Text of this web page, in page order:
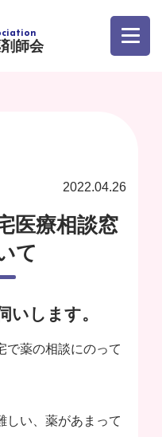
師会
2022.04.26
医療相談窓
て
いします。
薬の相談にのって
い、薬があまって